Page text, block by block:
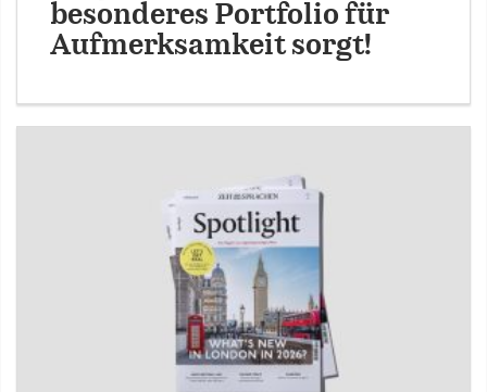
besonderes Portfolio für
Aufmerksamkeit sorgt!